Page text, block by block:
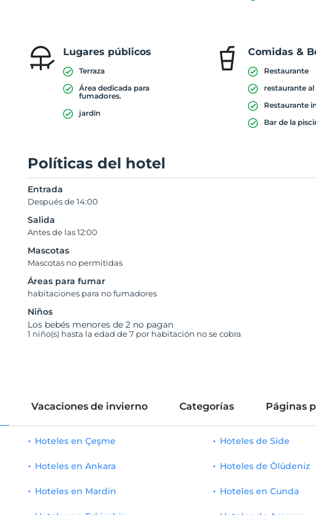
Lugares públicos
Terraza
Área dedicada para
fumadores.
jardín
Comidas &
Restaurante
restaurante
Restaurante
Bar de la
Políticas del hotel
Entrada
Después de 14:00
Salida
Antes de las 12:00
Mascotas
Mascotas no permitidas
Áreas para fumar
habitaciones para no fumadores
Niños
Los bebés menores de 2 no pagan
1 niño(s) hasta la edad de 7 por habitación no se cobra
Vacaciones de invierno Categorías Páginas
Hoteles en Çeşme
Hoteles en Ankara
Hoteles en Mardin
Hoteles de Side
Hoteles de Ölüdeniz
Hoteles en Cunda